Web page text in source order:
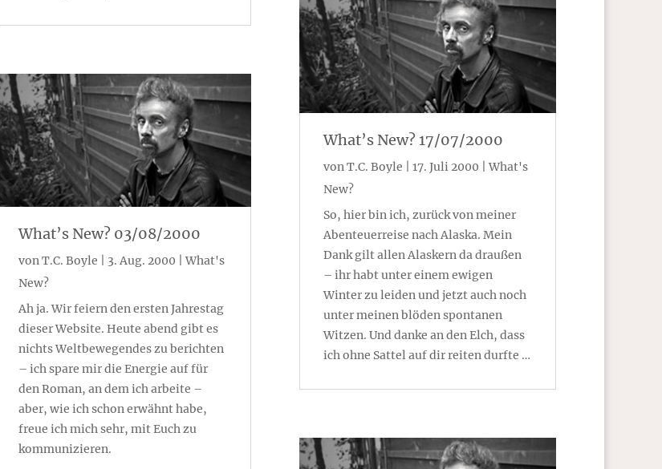
What’s New? 03/08/2000
vonT.C. Boyle 3. Aug. 2000 |What's
New?
Ah ja. Wir feiern den ersten Jahrestag
dieser Website. Heute abend gibt es
nichts Weltbewegendes zu berichten
– ich spare mir die Energie auf für
den Roman, an dem ich arbeite –
aber, wie ich schon erwähnt habe,
freue ich mich sehr, mit Euch zu
kommunizieren.
What’s New? 17/07/2000
vonT.C. Boyle 17. Juli 2000 |What's
New?
So, hier bin ich, zurück von meiner
Abenteuerreise nach Alaska. Mein
Dank gilt allen Alaskern da draußen
– ihr habt unter einem ewigen
Winter zu leiden und jetzt auch noch
unter meinen blöden spontanen
Witzen. Und danke an den Elch, dass
ich ohne Sattel auf dir reiten durfte …